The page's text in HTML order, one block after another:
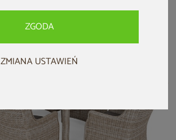
ZGODA
ZMIANA USTAWIEŃ